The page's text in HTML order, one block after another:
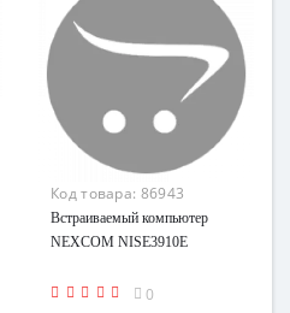
Код товара: 86943
Встраиваемый компьютер
NEXCOM NISE3910E
0